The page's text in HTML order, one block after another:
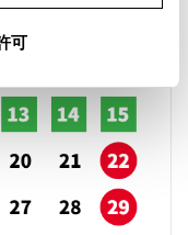
可